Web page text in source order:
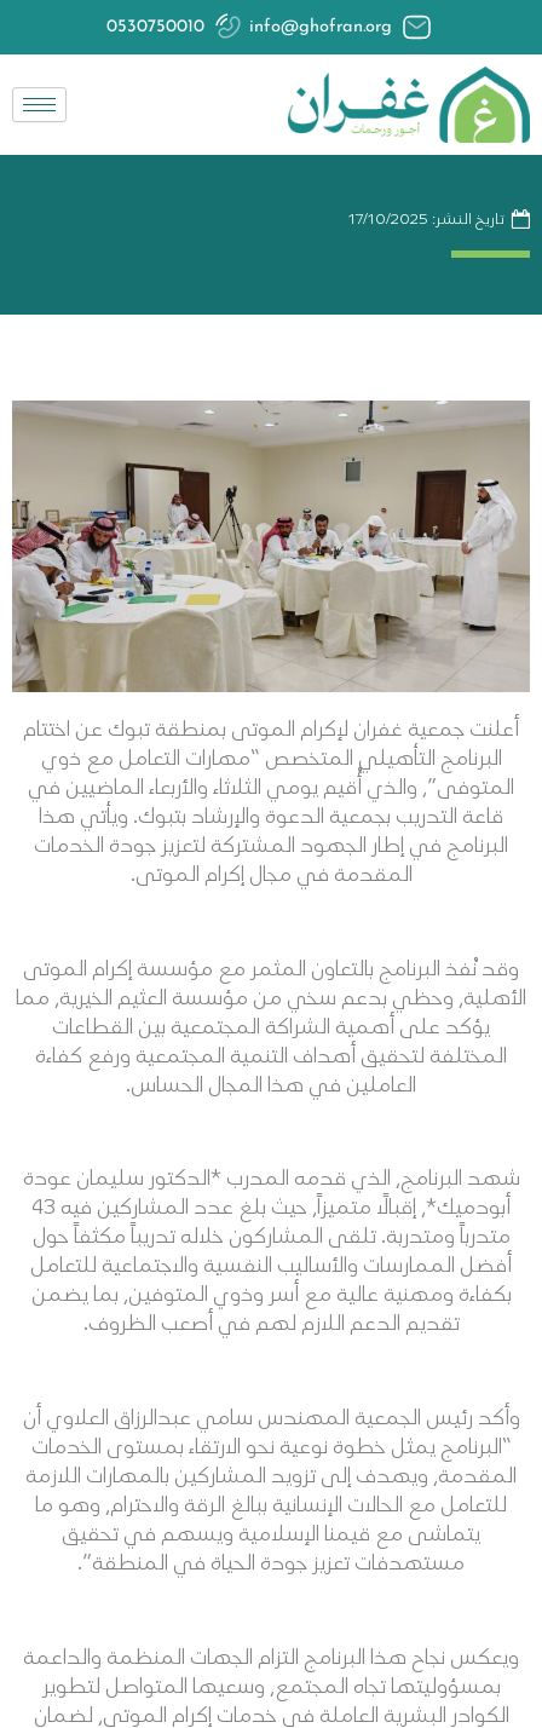
المحتوى
info@ghofran.org
0530750010
تاريخ النشر: 17/10/2025
أعلنت جمعية غفران لإكرام الموتى بمنطقة تبوك عن اختتام
البرنامج التأهيلي المتخصص “مهارات التعامل مع ذوي
المتوفى”، والذي أُقيم يومي الثلاثاء والأربعاء الماضيين في
قاعة التدريب بجمعية الدعوة والإرشاد بتبوك. ويأتي هذا
البرنامج في إطار الجهود المشتركة لتعزيز جودة الخدمات
المقدمة في مجال إكرام الموتى.
وقد نُفذ البرنامج بالتعاون المثمر مع مؤسسة إكرام الموتى
الأهلية، وحظي بدعم سخي من مؤسسة العثيم الخيرية، مما
يؤكد على أهمية الشراكة المجتمعية بين القطاعات
المختلفة لتحقيق أهداف التنمية المجتمعية ورفع كفاءة
العاملين في هذا المجال الحساس.
شهد البرنامج، الذي قدمه المدرب *الدكتور سليمان عودة
أبودميك*، إقبالاً متميزاً، حيث بلغ عدد المشاركين فيه 43
متدرباً ومتدربة. تلقى المشاركون خلاله تدريباً مكثفاً حول
أفضل الممارسات والأساليب النفسية والاجتماعية للتعامل
بكفاءة ومهنية عالية مع أسر وذوي المتوفين، بما يضمن
تقديم الدعم اللازم لهم في أصعب الظروف.
وأكد رئيس الجمعية المهندس سامي عبدالرزاق العلاوي أن
“البرنامج يمثل خطوة نوعية نحو الارتقاء بمستوى الخدمات
المقدمة، ويهدف إلى تزويد المشاركين بالمهارات اللازمة
للتعامل مع الحالات الإنسانية ببالغ الرقة والاحترام، وهو ما
يتماشى مع قيمنا الإسلامية ويسهم في تحقيق
مستهدفات تعزيز جودة الحياة في المنطقة”.
ويعكس نجاح هذا البرنامج التزام الجهات المنظمة والداعمة
بمسؤوليتها تجاه المجتمع، وسعيها المتواصل لتطوير
الكوادر البشرية العاملة في خدمات إكرام الموتى، لضمان